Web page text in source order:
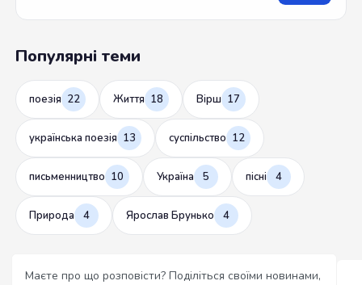
Популярні теми
поезія 22 Життя 18 Вірш 17
українська поезія 13 суспільство 12
письменництво 10 Україна 5 пісні 4
Природа 4 Ярослав Брунько 4
Маєте про що розповісти? Поділіться своїми новинами,